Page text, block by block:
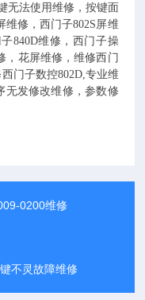
无法使用维修，按键面
修，西门子802S屏维
840D维修，西门子操
，花屏维修，维修西门
门子数控802D,专业维
无发修改维修，参数修
0200维修
不灵故障维修